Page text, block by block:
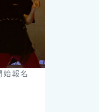
報名